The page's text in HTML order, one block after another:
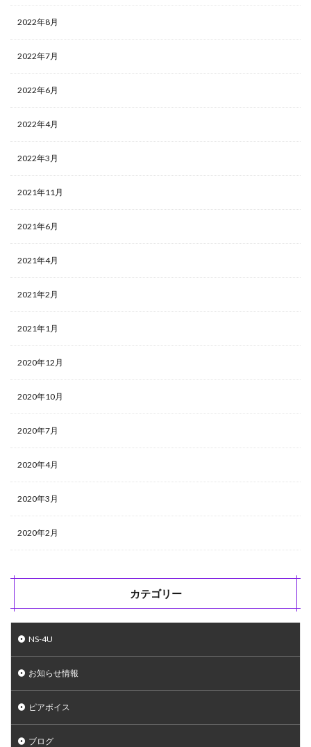
2022年8月
2022年7月
2022年6月
2022年4月
2022年3月
2021年11月
2021年6月
2021年4月
2021年2月
2021年1月
2020年12月
2020年10月
2020年7月
2020年4月
2020年3月
2020年2月
カテゴリー
NS-4U
お知らせ情報
ピアボイス
ブログ